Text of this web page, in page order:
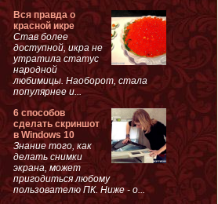
Вся правда о
красной икре
Став более
доступной, икра не
утратила статус
народной
любимицы. Наоборот, стала
популярнее и...
6 способов
сделать скриншот
в Windows 10
Знание того, как
делать снимки
экрана, может
пригодиться любому
пользователю ПК. Ниже - о...